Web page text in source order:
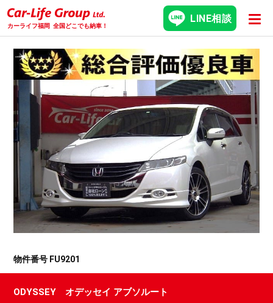
カーライフ福岡 全国どこでも納車！
LINE相談
物件番号 FU9201
ODYSSEY オデッセイ アブソルート